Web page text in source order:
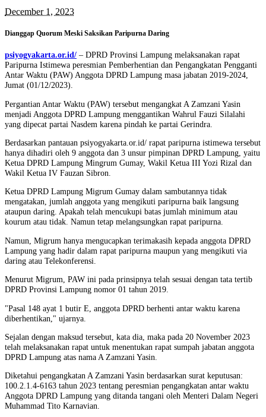
December 1, 2023
Dianggap Quorum Meski Saksikan Paripurna Daring
psiyogyakarta.or.id/ – DPRD Provinsi Lampung melaksanakan rapat
Paripurna Istimewa peresmian Pemberhentian dan Pengangkatan Pengganti
Antar Waktu (PAW) Anggota DPRD Lampung masa jabatan 2019-2024,
Jumat (01/12/2023).
Pergantian Antar Waktu (PAW) tersebut mengangkat A Zamzani Yasin
menjadi Anggota DPRD Lampung menggantikan Wahrul Fauzi Silalahi
yang dipecat partai Nasdem karena pindah ke partai Gerindra.
Berdasarkan pantauan psiyogyakarta.or.id/ rapat paripurna istimewa tersebut
hanya dihadiri oleh 9 anggota dan 3 unsur pimpinan DPRD Lampung, yaitu
Ketua DPRD Lampung Mingrum Gumay, Wakil Ketua III Yozi Rizal dan
Wakil Ketua IV Fauzan Sibron.
Ketua DPRD Lampung Migrum Gumay dalam sambutannya tidak
mengatakan, jumlah anggota yang mengikuti paripurna baik langsung
ataupun daring. Apakah telah mencukupi batas jumlah minimum atau
kourum atau tidak. Namun tetap melangsungkan rapat paripurna.
Namun, Migrum hanya mengucapkan terimakasih kepada anggota DPRD
Lampung yang hadir dalam rapat paripurna maupun yang mengikuti via
daring atau Telekonferensi.
Menurut Migrum, PAW ini pada prinsipnya telah sesuai dengan tata tertib
DPRD Provinsi Lampung nomor 01 tahun 2019.
"Pasal 148 ayat 1 butir E, anggota DPRD berhenti antar waktu karena
diberhentikan," ujarnya.
Sejalan dengan maksud tersebut, kata dia, maka pada 20 November 2023
telah melaksanakan rapat untuk menentukan rapat sumpah jabatan anggota
DPRD Lampung atas nama A Zamzani Yasin.
Diketahui pengangkatan A Zamzani Yasin berdasarkan surat keputusan:
100.2.1.4-6163 tahun 2023 tentang peresmian pengangkatan antar waktu
Anggota DPRD Lampung yang ditanda tangani oleh Menteri Dalam Negeri
Muhammad Tito Karnavian.